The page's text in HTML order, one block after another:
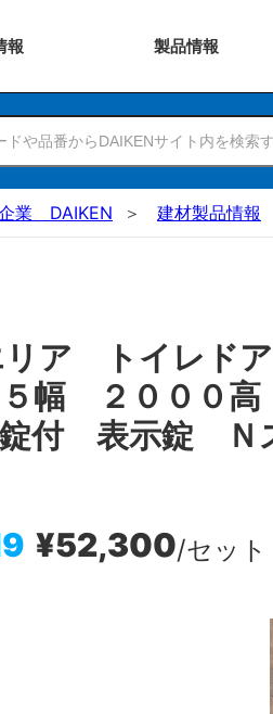
報 製品情報
企業 DAIKEN 建材製品情報
リア トイレド
幅 ２０００
付 表示錠 Ｎ
¥52,300/セット